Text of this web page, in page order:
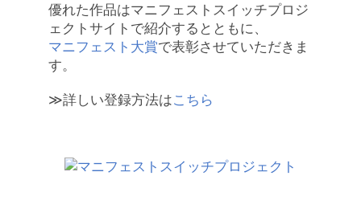
優れた作品はマニフェストスイッチプロジ
ェクトサイトで紹介するとともに、
マニフェスト大賞で表彰させていただきま
す。
≫詳しい登録方法はこちら